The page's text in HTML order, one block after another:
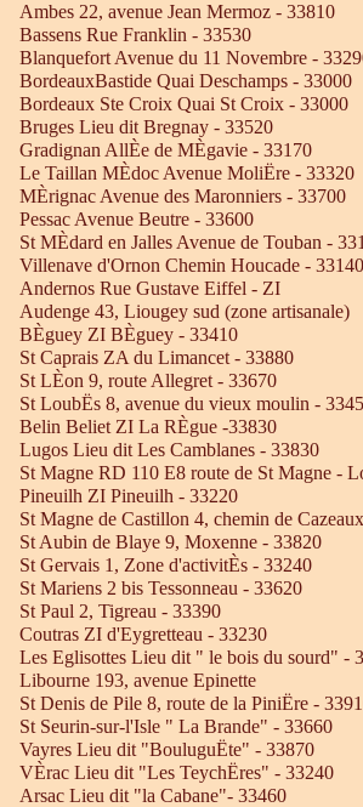
Ambes 22, avenue Jean Mermoz - 33810
Bassens Rue Franklin - 33530
Blanquefort Avenue du 11 Novembre -
BordeauxBastide Quai Deschamps - 33000
Bordeaux Ste Croix Quai St Croix - 33000
Bruges Lieu dit Bregnay - 33520
Gradignan AllÈe de MÈgavie - 33170
Le Taillan MÈdoc Avenue MoliËre - 33320
MÈrignac Avenue des Maronniers - 33700
Pessac Avenue Beutre - 33600
St MÈdard en Jalles Avenue de Touban -
Villenave d'Ornon Chemin Houcade - 33140
Andernos Rue Gustave Eiffel - ZI
Audenge 43, Liougey sud (zone artisanale)
BÈguey ZI BÈguey - 33410
St Caprais ZA du Limancet - 33880
St LÈon 9, route Allegret - 33670
St LoubËs 8, avenue du vieux moulin -
Belin Beliet ZI La RÈgue -33830
Lugos Lieu dit Les Camblanes - 33830
St Magne RD 110 E8 route de St Magne -
Pineuilh ZI Pineuilh - 33220
St Magne de Castillon 4, chemin de
St Aubin de Blaye 9, Moxenne - 33820
St Gervais 1, Zone d'activitÈs - 33240
St Mariens 2 bis Tessonneau - 33620
St Paul 2, Tigreau - 33390
Coutras ZI d'Eygretteau - 33230
Les Eglisottes Lieu dit " le bois du sourd" -
Libourne 193, avenue Epinette
St Denis de Pile 8, route de la PiniËre -
St Seurin-sur-l'Isle " La Brande" - 33660
Vayres Lieu dit "BouluguËte" - 33870
VÈrac Lieu dit "Les TeychËres" - 33240
Arsac Lieu dit "la Cabane"- 33460